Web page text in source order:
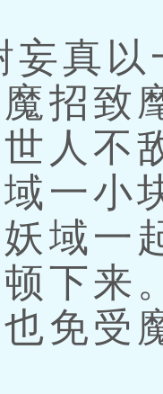
真以
招致
人不
一小
域一
下来
免受